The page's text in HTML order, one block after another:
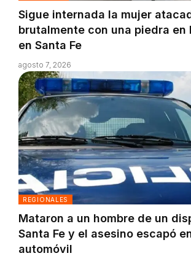
Sigue internada la mujer
brutalmente con una piedra en
en Santa Fe
agosto 7, 2026
REGIONALES
Mataron a un hombre de un
Santa Fe y el asesino escapó
automóvil